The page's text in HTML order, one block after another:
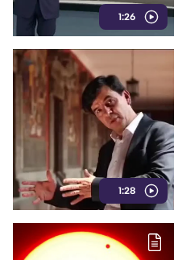
1:26
1:28